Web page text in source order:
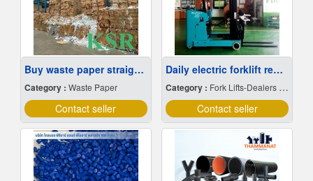
Buy waste paper straight from the paper factory
Category : Waste Paper
Contact seller
Daily electric forklift rental Samut Prakan
Category : Fork Lifts-Dealers & Service
Contact seller